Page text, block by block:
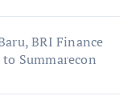
BRI Finance
Summarecon